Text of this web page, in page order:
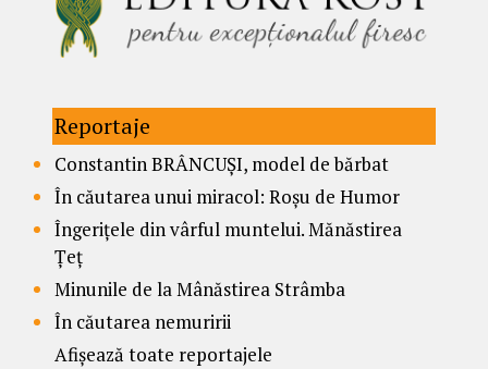
Reportaje
Constantin BRÂNCUȘI, model de bărbat
În căutarea unui miracol: Roșu de Humor
Îngerițele din vârful muntelui. Mănăstirea
Țeț
Minunile de la Mânăstirea Strâmba
În căutarea nemuririi
Afișează toate reportajele